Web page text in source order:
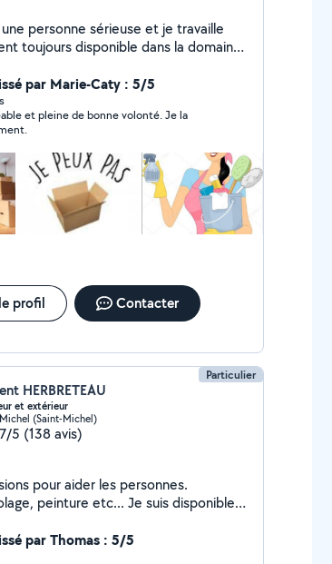
personne sérieuse et je travaille
dans la domaine
âgée et garde les enfants ....
par Marie-Caty : 5/5
et pleine de bonne volonté. Je la
profil Contacter
Particulier
HERBRETEAU
et extérieur
(Saint-Michel)
5 (138 avis)
pour aider les personnes.
peinture etc... Je suis disponible
par Thomas : 5/5